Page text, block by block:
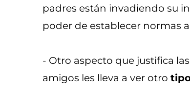
padres están invadiendo su
poder de establecer normas
- Otro aspecto que justifica
amigos les lleva a ver otro